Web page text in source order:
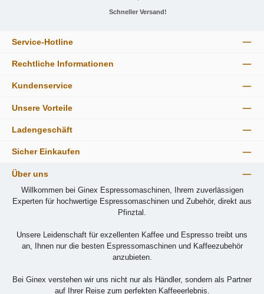
Schneller Versand!
Service-Hotline
Rechtliche Informationen
Kundenservice
Unsere Vorteile
Ladengeschäft
Sicher Einkaufen
Über uns
Willkommen bei Ginex Espressomaschinen, Ihrem zuverlässigen
Experten für hochwertige Espressomaschinen und Zubehör, direkt aus
Pfinztal.
Unsere Leidenschaft für exzellenten Kaffee und Espresso treibt uns
an, Ihnen nur die besten Espressomaschinen und Kaffeezubehör
anzubieten.
Bei Ginex verstehen wir uns nicht nur als Händler, sondern als Partner
auf Ihrer Reise zum perfekten Kaffeeerlebnis.